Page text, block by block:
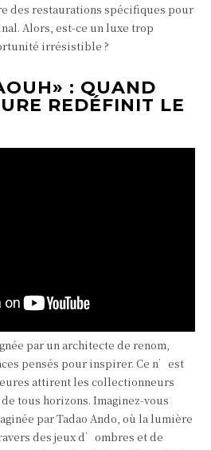
des restaurations spécifiques pour
Alors, est-ce un luxe trop
irrésistible ?
: QUAND
REDÉFINIT LE
par un architecte de renom,
pensés pour inspirer. Ce n’est
attirent les collectionneurs
tous horizons. Imaginez-vous
par Tadao Ando, où la lumière
des jeux d’ombres et de